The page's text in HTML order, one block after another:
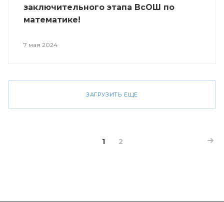
заключительного этапа ВсОШ по
математике!
7 мая 2024
ЗАГРУЗИТЬ ЕЩЕ
1 2